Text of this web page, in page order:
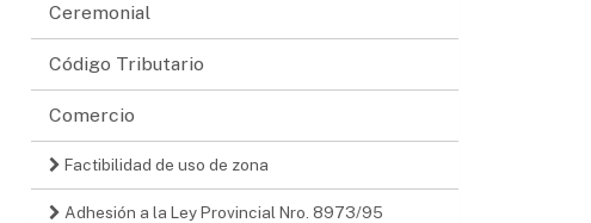
Ceremonial
Código Tributario
Comercio
Factibilidad de uso de zona
Adhesión a la Ley Provincial Nro. 8973/95